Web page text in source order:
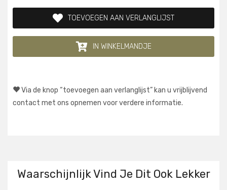
TOEVOEGEN AAN VERLANGLIJST
IN WINKELMANDJE
Via de knop “toevoegen aan verlanglijst” kan u vrijblijvend
contact met ons opnemen voor verdere informatie.
Waarschijnlijk Vind Je Dit Ook Lekker